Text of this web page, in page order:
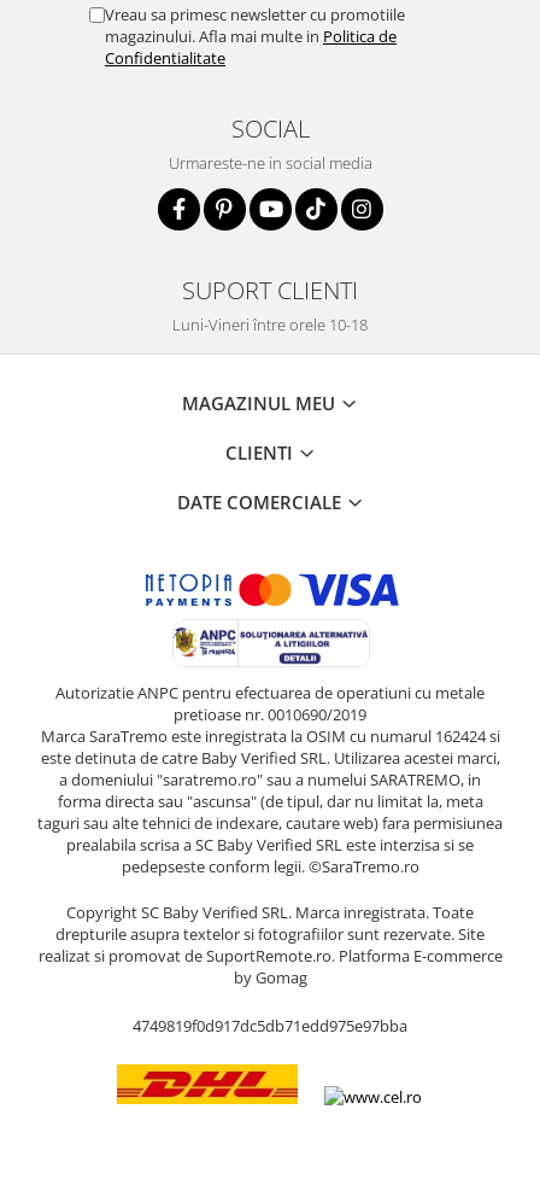
Vreau sa primesc newsletter cu promotiile
magazinului. Afla mai multe in Politica de
Confidentialitate
SOCIAL
Urmareste-ne in social media
SUPORT CLIENTI
Luni-Vineri între orele 10-18
MAGAZINUL MEU
CLIENTI
DATE COMERCIALE
Autorizatie ANPC pentru efectuarea de operatiuni cu metale
pretioase nr. 0010690/2019
Marca SaraTremo este inregistrata la OSIM cu numarul 162424 si
este detinuta de catre Baby Verified SRL. Utilizarea acestei marci,
a domeniului "saratremo.ro" sau a numelui SARATREMO, in
forma directa sau "ascunsa" (de tipul, dar nu limitat la, meta
taguri sau alte tehnici de indexare, cautare web) fara permisiunea
prealabila scrisa a SC Baby Verified SRL este interzisa si se
pedepseste conform legii. ©SaraTremo.ro
Copyright SC Baby Verified SRL. Marca inregistrata. Toate
drepturile asupra textelor si fotografiilor sunt rezervate. Site
realizat si promovat de SuportRemote.ro. Platforma E-commerce
by Gomag
4749819f0d917dc5db71edd975e97bba